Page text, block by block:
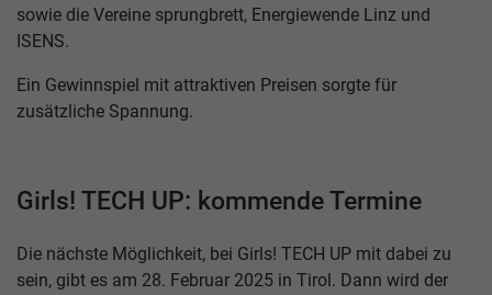
sowie die Vereine sprungbrett, Energiewende Linz und
ISENS.
Ein Gewinnspiel mit attraktiven Preisen sorgte für
zusätzliche Spannung.
Girls! TECH UP: kommende Termine
Die nächste Möglichkeit, bei Girls! TECH UP mit dabei zu
sein, gibt es am 28. Februar 2025 in Tirol. Dann wird der